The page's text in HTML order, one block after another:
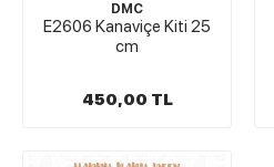
DMC
E2606 Kanaviçe Kiti 25
cm
450,00 TL